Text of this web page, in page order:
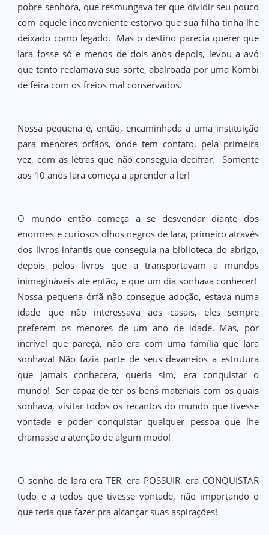
pobre senhora, que resmungava ter que dividir seu pouco
com aquele inconveniente estorvo que sua filha tinha lhe
deixado como legado. Mas o destino parecia querer que
Iara fosse só e menos de dois anos depois, levou a avó
que tanto reclamava sua sorte, abalroada por uma Kombi
de feira com os freios mal conservados.
Nossa pequena é, então, encaminhada a uma instituição
para menores órfãos, onde tem contato, pela primeira
vez, com as letras que não conseguia decifrar. Somente
aos 10 anos Iara começa a aprender a ler!
O mundo então começa a se desvendar diante dos
enormes e curiosos olhos negros de Iara, primeiro através
dos livros infantis que conseguia na biblioteca do abrigo,
depois pelos livros que a transportavam a mundos
inimagináveis até então, e que um dia sonhava conhecer!
Nossa pequena órfã não consegue adoção, estava numa
idade que não interessava aos casais, eles sempre
preferem os menores de um ano de idade. Mas, por
incrível que pareça, não era com uma família que Iara
sonhava! Não fazia parte de seus devaneios a estrutura
que jamais conhecera, queria sim, era conquistar o
mundo! Ser capaz de ter os bens materiais com os quais
sonhava, visitar todos os recantos do mundo que tivesse
vontade e poder conquistar qualquer pessoa que lhe
chamasse a atenção de algum modo!
O sonho de Iara era TER, era POSSUIR, era CONQUISTAR
tudo e a todos que tivesse vontade, não importando o
que teria que fazer pra alcançar suas aspirações!